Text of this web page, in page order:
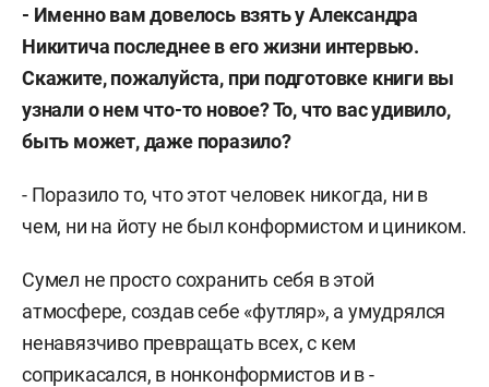
- Именно вам довелось взять у Александра
Никитича последнее в его жизни интервью.
Скажите, пожалуйста, при подготовке книги вы
узнали о нем что-то новое? То, что вас удивило,
быть может, даже поразило?
- Поразило то, что этот человек никогда, ни в
чем, ни на йоту не был конформистом и циником.
Сумел не просто сохранить себя в этой
атмосфере, создав себе «футляр», а умудрялся
ненавязчиво превращать всех, с кем
соприкасался, в нонконформистов и в -